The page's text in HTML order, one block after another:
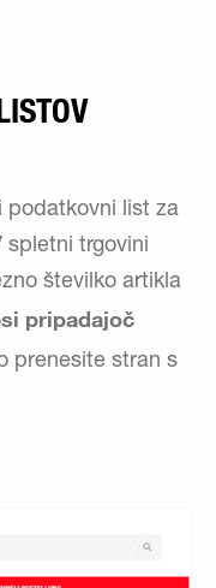
podatkovni list za
spletni trgovini
številko artikla
pripadajoč
prenesite stran s